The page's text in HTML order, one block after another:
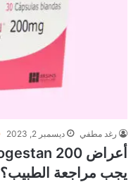
رغد مطفي ديسمبر 2, 2023
يجب مراجعة الطبيب؟